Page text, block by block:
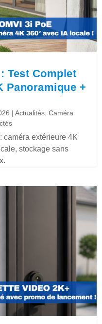
Test Complet
Panoramique +
|Actualités ,Caméra
caméra extérieure 4K
stockage sans